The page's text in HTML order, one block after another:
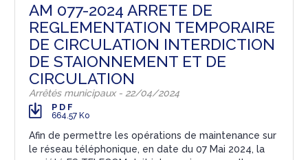
AM 077-2024 ARRETE DE
REGLEMENTATION TEMPORAIRE
DE CIRCULATION INTERDICTION
DE STAIONNEMENT ET DE
CIRCULATION
Arrêtés municipaux - 22/04/2024
PDF
664.57 Ko
Afin de permettre les opérations de maintenance sur
le réseau téléphonique, en date du 07 Mai 2024, la